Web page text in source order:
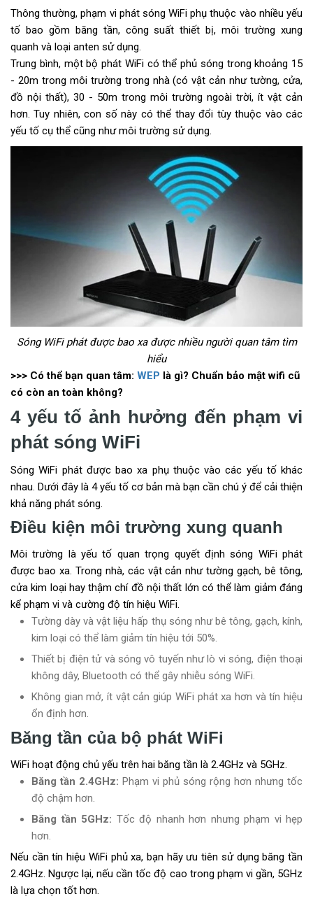
Thông thường, phạm vi phát sóng WiFi phụ thuộc vào nhiều yếu
tố bao gồm băng tần, công suất thiết bị, môi trường xung
quanh và loại anten sử dụng.
Trung bình, một bộ phát WiFi có thể phủ sóng trong khoảng 15
- 20m trong môi trường trong nhà (có vật cản như tường, cửa,
đồ nội thất), 30 - 50m trong môi trường ngoài trời, ít vật cản
hơn. Tuy nhiên, con số này có thể thay đổi tùy thuộc vào các
yếu tố cụ thể cũng như môi trường sử dụng.
Sóng WiFi phát được bao xa được nhiều người quan tâm tìm
hiểu
>>> Có thể bạn quan tâm: WEP là gì? Chuẩn bảo mật wifi cũ
có còn an toàn không?
4 yếu tố ảnh hưởng đến phạm vi
phát sóng WiFi
Sóng WiFi phát được bao xa phụ thuộc vào các yếu tố khác
nhau. Dưới đây là 4 yếu tố cơ bản mà bạn cần chú ý để cải thiện
khả năng phát sóng.
Điều kiện môi trường xung quanh
Môi trường là yếu tố quan trọng quyết định sóng WiFi phát
được bao xa. Trong nhà, các vật cản như tường gạch, bê tông,
cửa kim loại hay thậm chí đồ nội thất lớn có thể làm giảm đáng
kể phạm vi và cường độ tín hiệu WiFi.
Tường dày và vật liệu hấp thụ sóng như bê tông, gạch, kính,
kim loại có thể làm giảm tín hiệu tới 50%.
Thiết bị điện tử và sóng vô tuyến như lò vi sóng, điện thoại
không dây, Bluetooth có thể gây nhiễu sóng WiFi.
Không gian mở, ít vật cản giúp WiFi phát xa hơn và tín hiệu
ổn định hơn.
Băng tần của bộ phát WiFi
WiFi hoạt động chủ yếu trên hai băng tần là 2.4GHz và 5GHz.
Băng tần 2.4GHz: Phạm vi phủ sóng rộng hơn nhưng tốc
độ chậm hơn.
Băng tần 5GHz: Tốc độ nhanh hơn nhưng phạm vi hẹp
hơn.
Nếu cần tín hiệu WiFi phủ xa, bạn hãy ưu tiên sử dụng băng tần
2.4GHz. Ngược lại, nếu cần tốc độ cao trong phạm vi gần, 5GHz
là lựa chọn tốt hơn.